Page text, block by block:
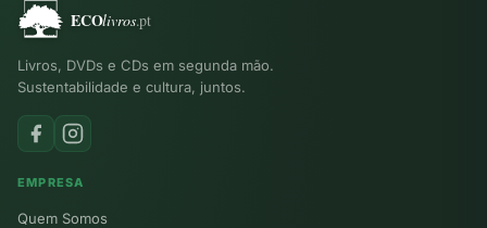
Livros, DVDs e CDs em segunda mão.
Sustentabilidade e cultura, juntos.
EMPRESA
Quem Somos